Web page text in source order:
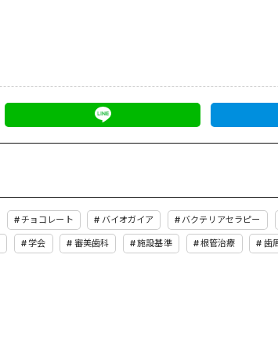
チョコレート バイオガイア バクテリアセラピー
学会 審美歯科 施設基準 根管治療 歯